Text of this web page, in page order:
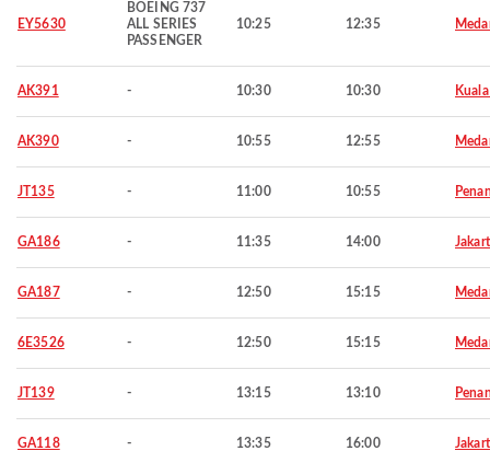
EY5630
BOEING 737
ALL SERIES
PASSENGER
10:25 12:35
AK391 - 10:30 10:30
AK390 - 10:55 12:55
JT135 - 11:00 10:55
GA186 - 11:35 14:00
GA187 - 12:50 15:15
6E3526 - 12:50 15:15
JT139 - 13:15 13:10
GA118 - 13:35 16:00